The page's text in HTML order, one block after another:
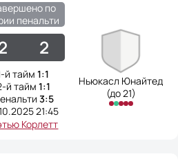
по
пенальти
2
й тайм1:1
й тайм 1:1
3:5
21:45
Корлетт
Ньюкасл Юнайтед
(до 21)